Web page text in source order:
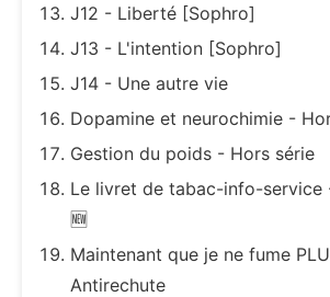
J12 - Liberté [Sophro]
J13 - L'intention [Sophro]
J14 - Une autre vie
Dopamine et neurochimie -
Gestion du poids - Hors série
Le livret de tabac-info-service
🆕
Maintenant que je ne fume
Antirechute